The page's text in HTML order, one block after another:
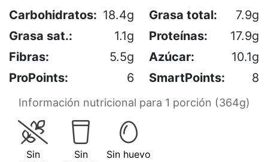
Carbohidratos: 18.4g Grasa total:
7.9g
Grasa sat.:
1.1g Proteínas:
17.9g
Fibras:
5.5g Azúcar:
10.1g
ProPoints:
6 SmartPoints: 8
Información nutricional para 1 porción (364g)
Sin
Sin
Sin huevo